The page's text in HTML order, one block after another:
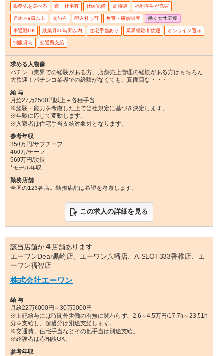
勤務先を選べる 寮・社宅有 社保完備 高待遇 福利厚生が充実
月休み8日以上 賞与有 即入社も可 教育・研修制度 働く女性応援
車通勤OK 残業月20時間以内 住宅手当あり 業界経験者歓迎 オンライン選考
制服貸与 交通費支給
求める人物像
パチンコ業界での経験がある方、店舗売上管理の経験がある方はもちろん
大歓迎！パチンコ業界での経験がなくても、真面目な・・・
給 与
月給27万2500円以上＋各種手当
※経験・能力を考慮した上で当社規定に基づき決定します。
※年齢に応じて変動します。
※入寮者は住宅手当支給対象外となります。
参考年収
350万円/サブチーフ
460万/チーフ
560万円/次長
*モデル年収
勤務店舗
全国の123各店。勤務店舗は希望を考慮します。
この求人の詳細を見る
該当店舗が4 店舗あります
エーワンDear黒崎店、エーワン八幡店、A-SLOT333香椎店、エ
ーワン福智店
株式会社エーワン
給 与
月給22万6000円～30万5000円
※上記給与には時間外労働の有無に関わらず、2.6～4.5万円/17.7h～23.51h
分を支給し、超過分は別途支給します。
※交通費、住宅手当などその他手当は別途支給。
※経験者は応相談OK。
参考年収